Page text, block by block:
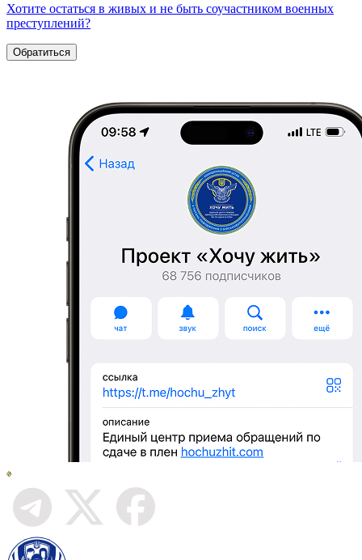
Хотите остаться в живых и не быть соучастником военных
преступлений?
Обратиться